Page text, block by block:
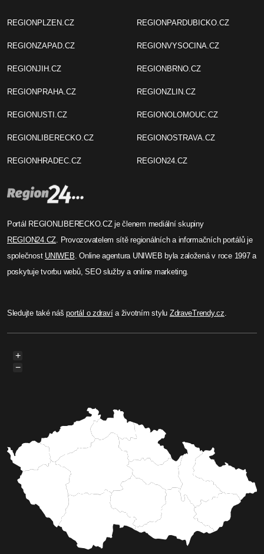
REGIONPLZEN.CZ
REGIONZAPAD.CZ
REGIONJIH.CZ
REGIONPRAHA.CZ
REGIONUSTI.CZ
REGIONLIBERECKO.CZ
REGIONHRADEC.CZ
REGIONPARDUBICKO.CZ
REGIONVYSOCINA.CZ
REGIONBRNO.CZ
REGIONZLIN.CZ
REGIONOLOMOUC.CZ
REGIONOSTRAVA.CZ
REGION24.CZ
Portál REGIONLIBERECKO.CZ je členem mediální skupiny
REGION24.CZ . Provozovatelem sítě regionálních a informačních portálů je
společnost UNIWEB . Online agentura UNIWEB byla založená v roce 1997 a
poskytuje tvorbu webů, SEO služby a online marketing.
Sledujte také nášportál o zdravía životním stylu ZdraveTrendy.cz
+
−